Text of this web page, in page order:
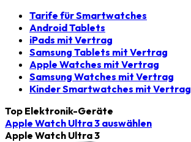
Tarife für Smartwatches
Android Tablets
iPads mit Vertrag
Samsung Tablets mit Vertrag
Apple Watches mit Vertrag
Samsung Watches mit Vertrag
Kinder Smartwatches mit Vertrag
Top Elektronik-Geräte
Apple Watch Ultra 3 auswählen
Apple Watch Ultra 3